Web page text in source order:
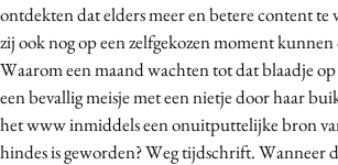
ontdekten dat elders meer en betere content
zij ook nog op een zelfgekozen moment
Waarom een maand wachten tot dat blaadje
een bevallig meisje met een nietje door haar
het www inmiddels een onuitputtelijke bron
hindes is geworden? Weg tijdschrift. Wanneer